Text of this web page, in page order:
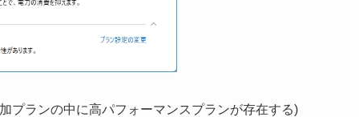
プランの中に高パフォーマンスプランが存在する)